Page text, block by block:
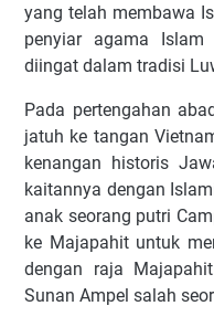
yang telah membawa
penyiar agama
diingat dalam tradisi
Pada pertengahan
jatuh ke tangan
kenangan historis
kaitannya dengan
anak seorang putri
ke Majapahit untuk
dengan raja
Sunan Ampel salah